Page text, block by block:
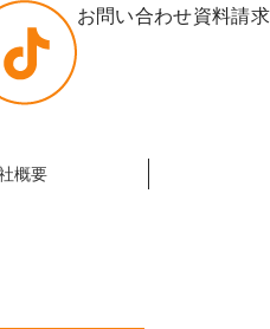
概要
お問い合わせ資料請求